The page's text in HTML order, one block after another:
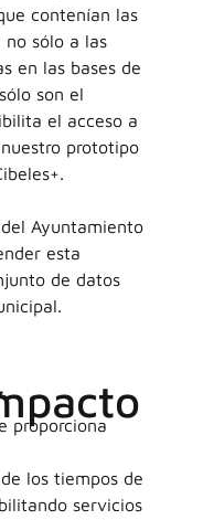
contenían las
sólo a las
en las bases de
son el
el acceso a
prototipo
Ayuntamiento
esta
de datos
proporciona
los tiempos de
servicios